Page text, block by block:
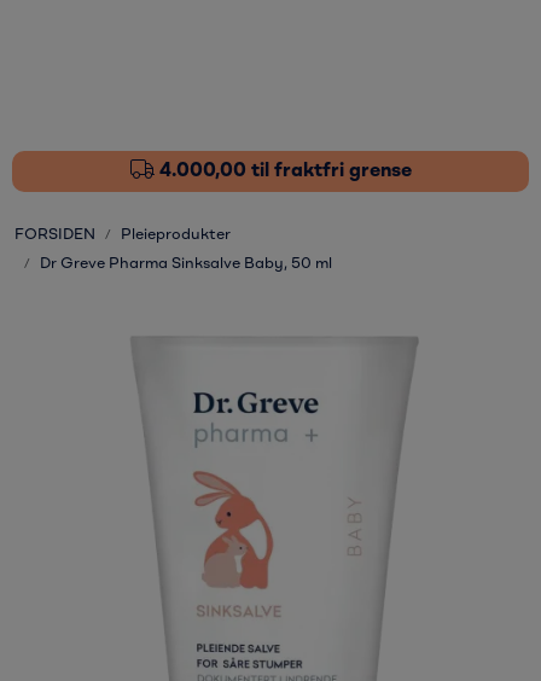
4.000,00 til fraktfri grense
FORSIDEN
Pleieprodukter
Dr Greve Pharma Sinksalve Baby, 50 ml
Pleieprodukter
Sårstell